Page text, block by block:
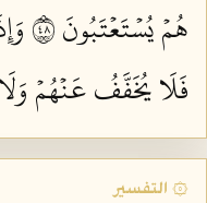
هُمۡ يُسۡتَعۡتَبُونَ ٨٤
فَلَا يُخَفَّفُ عَنۡهُمۡ وَلَا
۞ التفسير